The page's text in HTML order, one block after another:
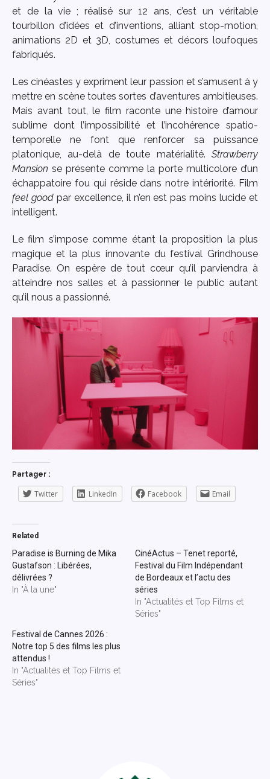
et de la vie ; réalisé sur 12 ans, c’est un véritable
tourbillon d’idées et d’inventions, alliant stop-motion,
animations 2D et 3D, costumes et décors loufoques
fabriqués.
Les cinéastes y expriment leur passion et s’amusent à y
mettre en scène toutes sortes d’aventures ambitieuses.
Mais avant tout, le film raconte une histoire d’amour
sublime dont l’impossibilité et l’incohérence spatio-
temporelle ne font que renforcer sa puissance
platonique, au-delà de toute matérialité. Strawberry
Mansion se présente comme la porte multicolore d’un
échappatoire fou qui réside dans notre intériorité. Film
feel goodpar excellence, il n’en est pas moins lucide et
intelligent.
Le film s’impose comme étant la proposition la plus
magique et la plus innovante du festival Grindhouse
Paradise. On espère de tout cœur qu’il parviendra à
atteindre nos salles et à passionner le public autant
qu’il nous a passionné.
Partager :
Twitter LinkedIn Facebook Email
Related
Paradise is Burning de Mika
Gustafson : Libérées,
délivrées ?
In "À la une"
CinéActus – Tenet reporté,
Festival du Film Indépendant
de Bordeaux et l’actu des
séries
In "Actualités et Top Films et
Séries"
Festival de Cannes 2026 :
Notre top 5 des films les plus
attendus !
In "Actualités et Top Films et
Séries"